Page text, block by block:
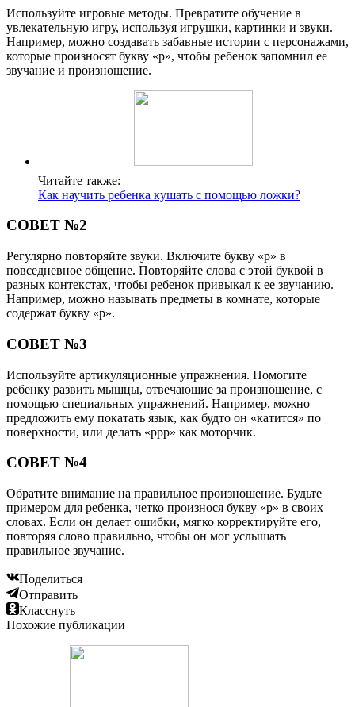
Используйте игровые методы. Превратите обучение в
увлекательную игру, используя игрушки, картинки и звуки.
Например, можно создавать забавные истории с персонажами,
которые произносят букву «р», чтобы ребенок запомнил ее
звучание и произношение.
Читайте также:
Как научить ребенка кушать с помощью ложки?
СОВЕТ №2
Регулярно повторяйте звуки. Включите букву «р» в
повседневное общение. Повторяйте слова с этой буквой в
разных контекстах, чтобы ребенок привыкал к ее звучанию.
Например, можно называть предметы в комнате, которые
содержат букву «р».
СОВЕТ №3
Используйте артикуляционные упражнения. Помогите
ребенку развить мышцы, отвечающие за произношение, с
помощью специальных упражнений. Например, можно
предложить ему покатать язык, как будто он «катится» по
поверхности, или делать «ррр» как моторчик.
СОВЕТ №4
Обратите внимание на правильное произношение. Будьте
примером для ребенка, четко произнося букву «р» в своих
словах. Если он делает ошибки, мягко корректируйте его,
повторяя слово правильно, чтобы он мог услышать
правильное звучание.
Поделиться
Отправить
Класснуть
Похожие публикации